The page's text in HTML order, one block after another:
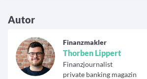
Autor
Finanzmakler
Thorben Lippert
Finanzjournalist
private banking magazin